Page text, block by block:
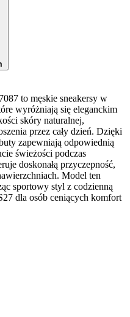
to męskie sneakersy w
wyróżniają się eleganckim
skóry naturalnej,
przez cały dzień. Dzięki
zapewniają odpowiednią
świeżości podczas
doskonałą przyczepność,
Model ten
sportowy styl z codzienną
dla osób ceniących komfort